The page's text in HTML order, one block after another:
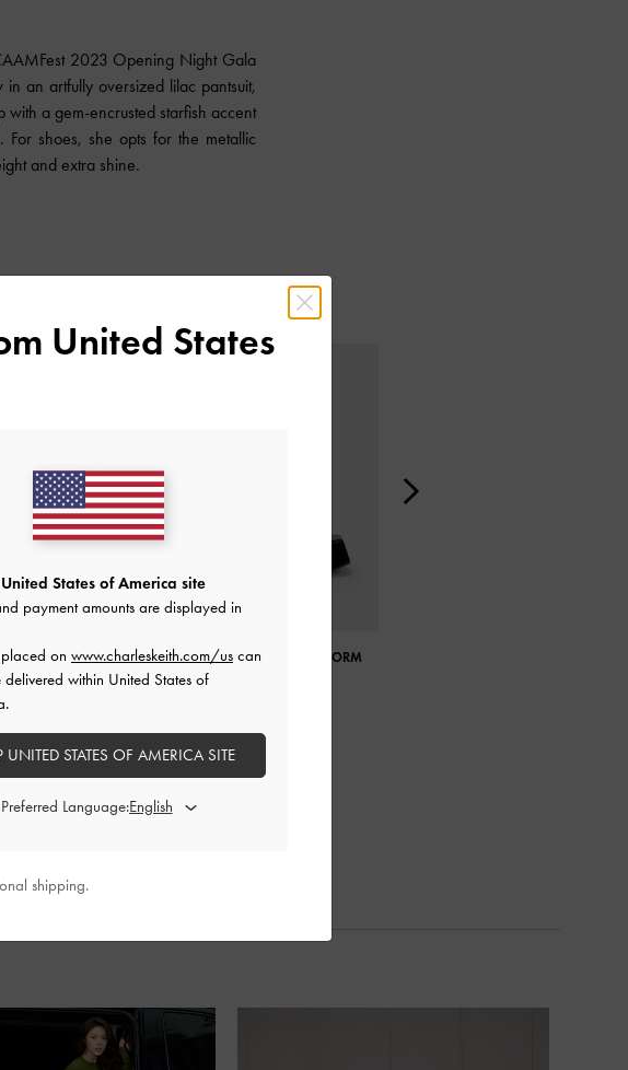
2023 Opening Night Gala
in an artfully oversized lilac pantsuit,
a gem-encrusted starfish accent
shoes, she opts for the metallic
and extra shine.
ANKLE-STRAP
PATENT ANKLE-STRAP PLATFORM
SANDALS
United States
States of America site
payment amounts are displayed in
on www.charleskeith.com/us can
within United States of
UNITED STATES OF AMERICA SITE
Preferred Language:
shipping.